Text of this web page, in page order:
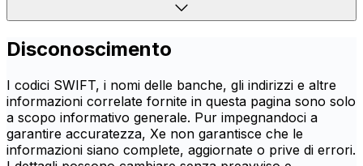
Disconoscimento
I codici SWIFT, i nomi delle banche, gli indirizzi e altre
informazioni correlate fornite in questa pagina sono solo
a scopo informativo generale. Pur impegnandoci a
garantire accuratezza, Xe non garantisce che le
informazioni siano complete, aggiornate o prive di errori.